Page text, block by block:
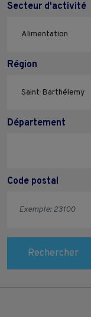
Secteur d'activité
Région
Département
Code postal
Rechercher